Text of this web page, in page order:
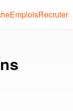
EmploisRecruter